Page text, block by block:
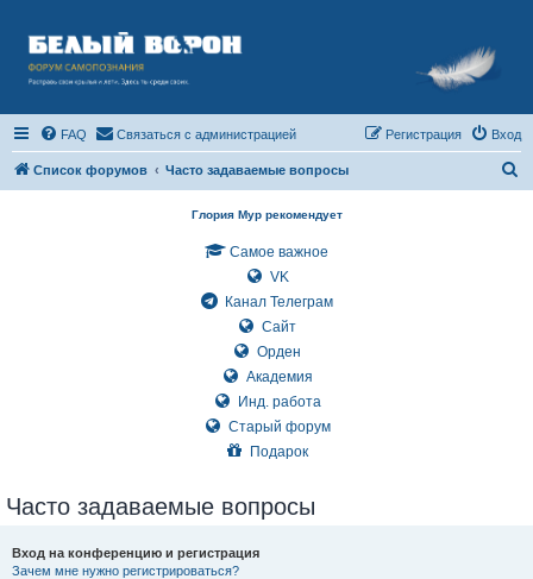
FAQ Связаться с администрацией Вход
Регистрация
Список форумов Часто задаваемые вопросы
Глория Мур рекомендует
Самое важное
VK
Канал Телеграм
Сайт
Орден
Академия
Инд. работа
Старый форум
Подарок
Часто задаваемые вопросы
Вход на конференцию и регистрация
Зачем мне нужно регистрироваться?